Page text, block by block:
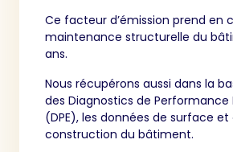
Ce facteur d’émission prend en
maintenance structurelle du
ans.
Nous récupérons aussi dans la
des Diagnostics de Performance
(DPE), les données de surface et
construction du bâtiment.